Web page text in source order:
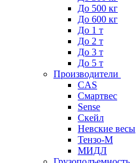
До 500 кг
До 600 кг
До 1 т
До 2 т
До 3 т
До 5 т
Производители
CAS
Смартвес
Sense
Скейл
Невские весы
Тензо-М
МИДЛ